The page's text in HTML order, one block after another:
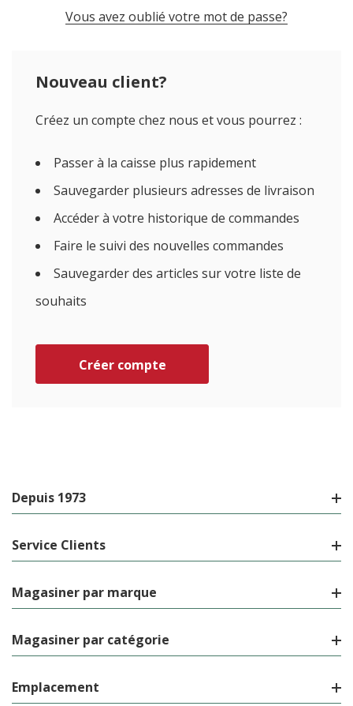
Vous avez oublié votre mot de passe?
Nouveau client?
Créez un compte chez nous et vous pourrez :
Passer à la caisse plus rapidement
Sauvegarder plusieurs adresses de livraison
Accéder à votre historique de commandes
Faire le suivi des nouvelles commandes
Sauvegarder des articles sur votre liste de
souhaits
Créer compte
Depuis 1973
Service Clients
Magasiner par marque
Magasiner par catégorie
Emplacement